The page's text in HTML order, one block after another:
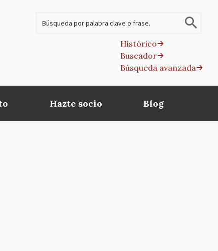
Histórico
Buscador
Búsqueda avanzada
Hazte socio Blog